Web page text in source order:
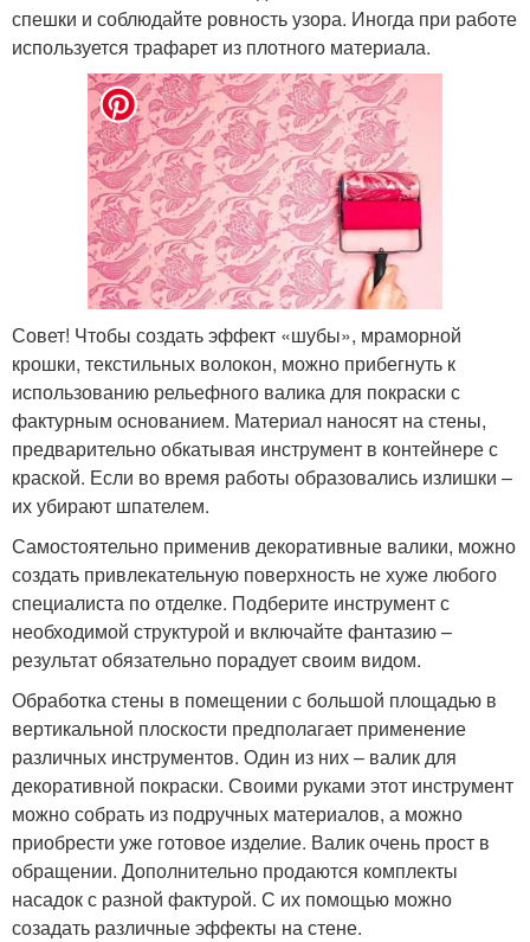
спешки и соблюдайте ровность узора. Иногда при работе
используется трафарет из плотного материала.
Совет! Чтобы создать эффект «шубы», мраморной
крошки, текстильных волокон, можно прибегнуть к
использованию рельефного валика для покраски с
фактурным основанием. Материал наносят на стены,
предварительно обкатывая инструмент в контейнере с
краской. Если во время работы образовались излишки –
их убирают шпателем.
Самостоятельно применив декоративные валики, можно
создать привлекательную поверхность не хуже любого
специалиста по отделке. Подберите инструмент с
необходимой структурой и включайте фантазию –
результат обязательно порадует своим видом.
Обработка стены в помещении с большой площадью в
вертикальной плоскости предполагает применение
различных инструментов. Один из них – валик для
декоративной покраски. Своими руками этот инструмент
можно собрать из подручных материалов, а можно
приобрести уже готовое изделие. Валик очень прост в
обращении. Дополнительно продаются комплекты
насадок с разной фактурой. С их помощью можно
созадать различные эффекты на стене.